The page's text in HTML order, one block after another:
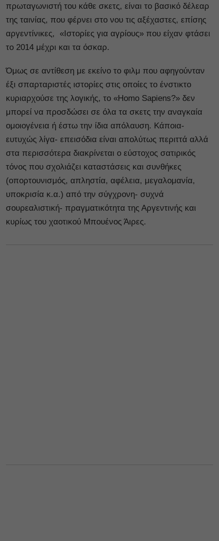
πρωταγωνιστή του κάθε σκετς, είναι το βασικό δέλεαρ
της ταινίας, που φέρνει στο νου τις αξέχαστες, επίσης
αργεντίνικες, «Ιστορίες για αγρίους» που είχαν φτάσει
το 2014 μέχρι και τα όσκαρ.
Όμως σε αντίθεση με εκείνο το φιλμ που αφηγούνταν
έξι σπαρταριστές ιστορίες στις οποίες το ένστικτο
κυριαρχούσε της λογικής, το «Homo Sapiens?» δεν
μπορεί να προσδώσει σε όλα τα σκετς την αναγκαία
ομοιογένεια ή έστω την ίδια απόλαυση. Κάποια-
ευτυχώς λίγα- επεισόδια είναι απολύτως περιττά αλλά
στα περισσότερα διακρίνεται ο εύστοχος σατιρικός
τόνος που σχολιάζει καταστάσεις και συνθήκες
(οπορτουνισμός, απληστία, αφέλεια, μεγαλομανία,
υποκρισία κ.α.) από την σύγχρονη- συχνά
σουρεαλιστική- πραγματικότητα της Αργεντινής και
κυρίως του χαοτικού Μπουένος Άιρες.